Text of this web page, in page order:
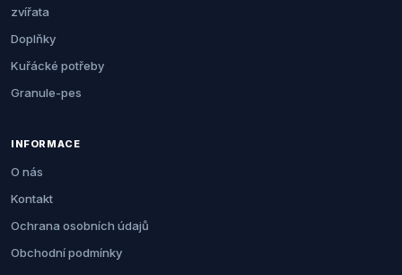
zvířata
Doplňky
Kuřácké potřeby
Granule-pes
INFORMACE
O nás
Kontakt
Ochrana osobních údajů
Obchodní podmínky